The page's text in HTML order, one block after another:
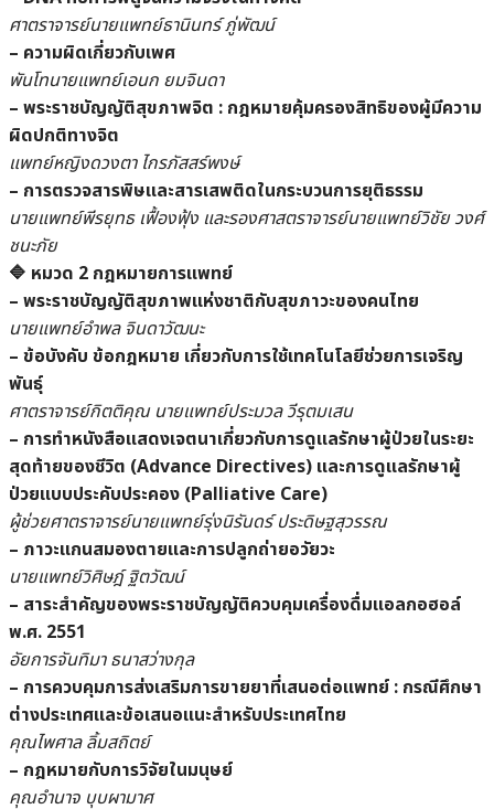
ศาตราจารย์นายแพทย์ธานินทร์ ภู่พัฒน์
– ความผิดเกี่ยวกับเพศ
พันโทนายแพทย์เอนก ยมจินดา
– พระราชบัญญัติสุขภาพจิต : กฎหมายคุ้มครองสิทธิของผู้มีความ
ผิดปกติทางจิต
แพทย์หญิงดวงตา ไกรภัสสร์พงษ์
– การตรวจสารพิษและสารเสพติดในกระบวนการยุติธรรม
นายแพทย์พีรยุทธ เฟื้องฟุ้ง และรองศาสตราจารย์นายแพทย์วิชัย วงศ์
ชนะภัย
🔷 หมวด 2 กฎหมายการแพทย์
– พระราชบัญญัติสุขภาพแห่งชาติกับสุขภาวะของคนไทย
นายแพทย์อำพล จินดาวัฒนะ
– ข้อบังคับ ข้อกฎหมาย เกี่ยวกับการใช้เทคโนโลยีช่วยการเจริญ
พันธุ์
ศาตราจารย์กิตติคุณ นายแพทย์ประมวล วีรุตมเสน
– การทำหนังสือแสดงเจตนาเกี่ยวกับการดูแลรักษาผู้ป่วยในระยะ
สุดท้ายของชีวิต (Advance Directives) และการดูแลรักษาผู้
ป่วยแบบประคับประคอง (Palliative Care)
ผู้ช่วยศาตราจารย์นายแพทย์รุ่งนิรันดร์ ประดิษฐสุวรรณ
– ภาวะแกนสมองตายและการปลูกถ่ายอวัยวะ
นายแพทย์วิศิษฎ์ ฐิตวัฒน์
– สาระสำคัญของพระราชบัญญัติควบคุมเครื่องดื่มแอลกอฮอล์
พ.ศ. 2551
อัยการจันทิมา ธนาสว่างกุล
– การควบคุมการส่งเสริมการขายยาที่เสนอต่อแพทย์ : กรณีศึกษา
ต่างประเทศและข้อเสนอแนะสำหรับประเทศไทย
คุณไพศาล ลิ้มสถิตย์
– กฎหมายกับการวิจัยในมนุษย์
คุณอำนาจ บุบผามาศ